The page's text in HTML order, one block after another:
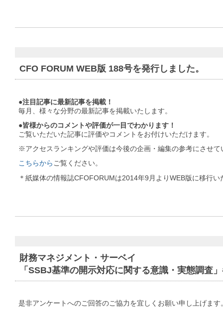
CFO FORUM WEB版 188号を発行しました。
●注目記事に最新記事を掲載！
毎月、様々な分野の最新記事を掲載いたします。
●皆様からのコメントや評価が一目でわかります！
ご覧いただいた記事に評価やコメントをお付けいただけます。
※アクセスランキングや評価は今後の企画・編集の参考にさせて
こちらからご覧ください。
＊紙媒体の情報誌CFOFORUMは2014年9月よりWEB版に移行い
財務マネジメント・サーベイ
「SSBJ基準の開示対応に関する意識・実態調査
是非アンケートへのご回答のご協力を宜しくお願い申し上げます